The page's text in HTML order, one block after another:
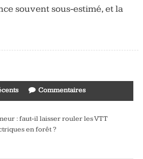
souvent sous-estimé, et la
Commentaires
: faut-il laisser rouler les VTT
en forêt ?